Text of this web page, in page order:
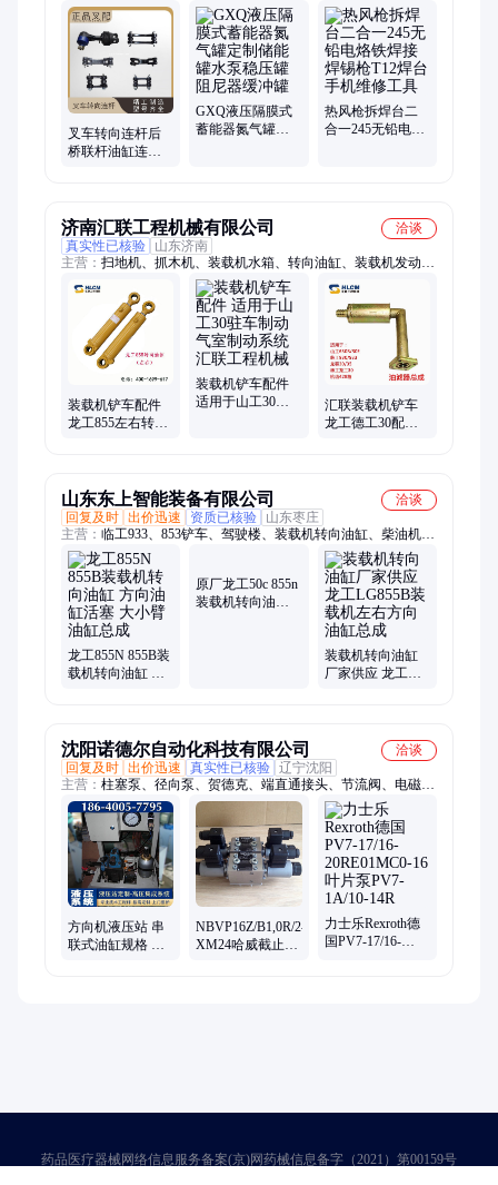
电磁炉、修枝剪、蓄能器、圆度仪、液压钳、脚手架、测量仪、
铁架台、铁夹子、报警器、切割机、控制器、打药机、端子钳、
加油枪、嫁接刀、测试仪、水钻机、电子称、对刀仪
叉车转向连杆后
桥联杆油缸连杆
GXQ液压隔膜式
蓄能器氮气罐定
热风枪拆焊台二
合一245无铅电烙
济南汇联工程机械有限公司
洽谈
真实性已核验
山东济南
主营： 扫地机、抓木机、装载机水箱、转向油缸、装载机发动机
配件、装载机暖风机、临工装载机配件、柳工装载机配件、山工
装载机配件、厦工装载机配件、徐工装载机配件、斗山装载机配
件、龙工装载机配件、成工装载机配件、装载机门锁、装载机雨
刷、铲车配件、装载机座椅、档位选择器、装载机滤芯、装载机
铲斗、装载机铲车铲齿、装载机驾驶室、装载机轮胎、装载机配
装载机铲车配件
龙工855左右转向
装载机铲车配件
适用于山工30驻
汇联装载机铲车
龙工德工30配件
山东东上智能装备有限公司
洽谈
回复及时 出价迅速 资质已核验
山东枣庄
主营： 临工933、853铲车、驾驶楼、装载机转向油缸、柴油机、
热处理、柳工855、变速箱、充气胎、龙工853、龙工855、953铲
车、955岩石、955铲车、故障灯、856铲车、956铲车、发动机、
装载机、侧刃板、主导板、855铲车、柳工50c、驾驶室、临工
955、临工953
龙工855N 855B装
载机转向油缸 方
原厂龙工50c 855n
装载机转向油缸
装载机转向油缸
厂家供应 龙工
沈阳诺德尔自动化科技有限公司
洽谈
回复及时 出价迅速 真实性已核验 辽宁沈阳
主营： 柱塞泵、径向泵、贺德克、端直通接头、节流阀、电磁
阀、液压站、转子泵、大金泵、蓄能器、d3w004cnjw、
bd15aaanb10、d1vw006knjw、液压泵站、无杆气缸、液压系统、
库存德国、d1fbe01hc0ns00、升降机液压、d41fce01fc1ne70、
d41fcb31fc1ne70、电磁换向阀、转子电机泵、
d1fve02cc0nm0314、d1fbe32cc0nl70c16
方向机液压站 串
联式油缸规格 前
NBVP16Z/B1,0R/2-
XM24哈威截止式
力士乐Rexroth德
国PV7-17/16-
药品医疗器械网络信息服务备案(京)网药械信息备字（2021）第00159号